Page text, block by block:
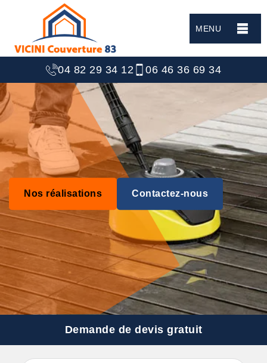
MENU
04 82 29 34 12 06 46 36 69 34
Nos réalisations Contactez-nous
Demande de devis gratuit